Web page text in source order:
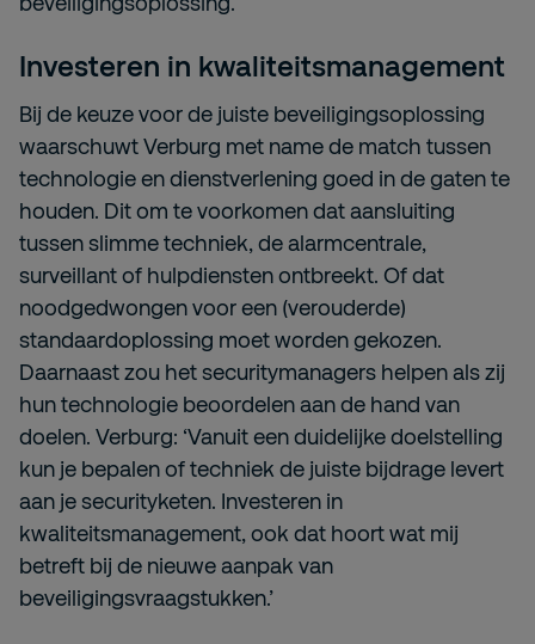
Investeren in kwaliteitsmanagement
Bij de keuze voor de juiste beveiligingsoplossing
waarschuwt Verburg met name de match tussen
technologie en dienstverlening goed in de gaten te
houden. Dit om te voorkomen dat aansluiting
tussen slimme techniek, de alarmcentrale,
surveillant of hulpdiensten ontbreekt. Of dat
noodgedwongen voor een (verouderde)
standaardoplossing moet worden gekozen.
Daarnaast zou het securitymanagers helpen als zij
hun technologie beoordelen aan de hand van
doelen. Verburg: ‘Vanuit een duidelijke doelstelling
kun je bepalen of techniek de juiste bijdrage levert
aan je securityketen. Investeren in
kwaliteitsmanagement, ook dat hoort wat mij
betreft bij de nieuwe aanpak van
beveiligingsvraagstukken.’